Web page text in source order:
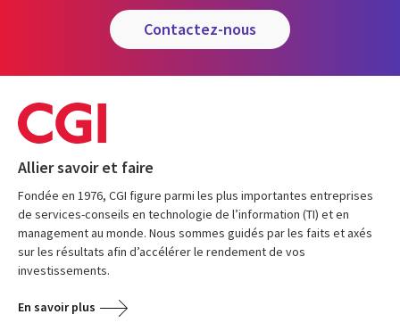
contactez-nous
Allier savoir et faire
Fondée en 1976, CGI figure parmi les plus importantes entreprises
de services-conseils en technologie de l’information (TI) et en
management au monde. Nous sommes guidés par les faits et axés
sur les résultats afin d’accélérer le rendement de vos
investissements.
En savoir plus